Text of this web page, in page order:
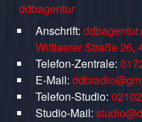
ddbagentur
Anschrift:
Wittlaerer Straße 26,
Telefon-Zentrale:
E-Mail:
Telefon-Studio:
Studio-Mail: